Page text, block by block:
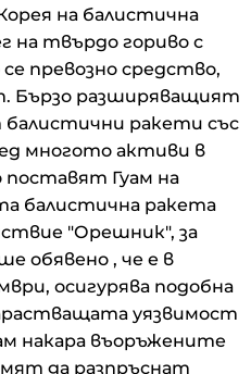
на балистична
на твърдо гориво с
превозно средство,
Бързо разширяващият
балистични ракети със
многото активи в
поставят Гуам на
балистична ракета
"Орешник", за
обявено , че е в
осигурява подобна
уязвимост
накара въоръжените
да разпръснат